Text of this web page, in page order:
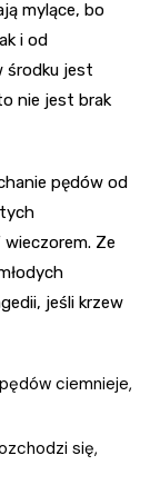
mylące, bo
i od
środku jest
nie jest brak
pędów od
wieczorem. Ze
jeśli krzew
ciemnieje,
się,